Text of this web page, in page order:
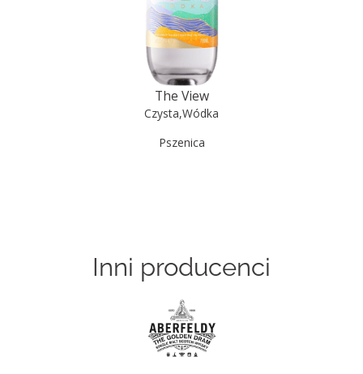
The View
Czysta,Wódka
Pszenica
Inni producenci